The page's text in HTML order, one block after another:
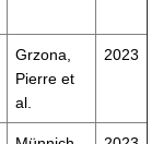
Grzona,
Pierre et
al.
2023